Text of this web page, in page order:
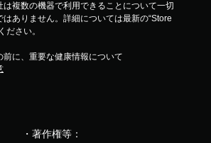
は複数の機器で利用できることについて一切
ありません。詳細については最新の“Store
ださい。
前に、重要な健康情報について
・著作権等：